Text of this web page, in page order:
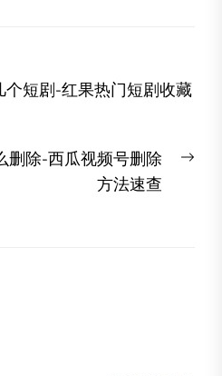
个短剧-红果热门短剧收藏
删除-西瓜视频号删除
方法速查